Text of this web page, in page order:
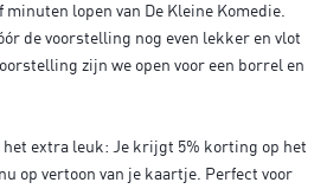
lopen van De Kleine Komedie.
de voorstelling nog even lekker en vlot
zijn we open voor een borrel en
het extra leuk: Je krijgt 5% korting op het
op vertoon van je kaartje. Perfect voor